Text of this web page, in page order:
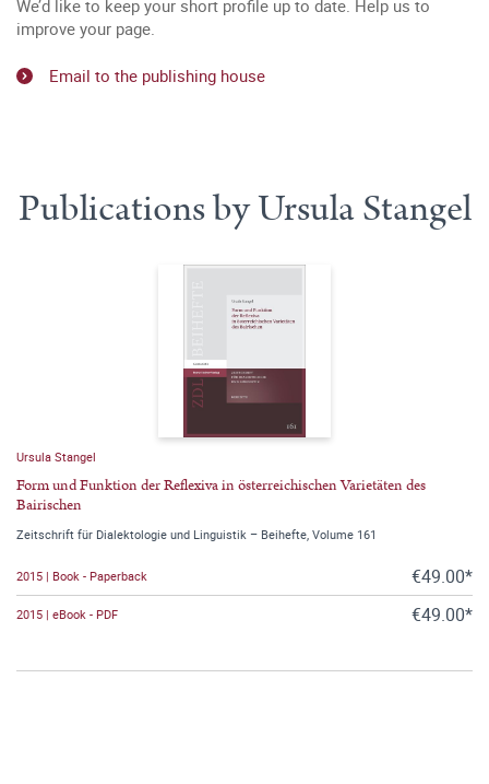
We’d like to keep your short profile up to date. Help us to
improve your page.
Email to the publishing house
Publications by Ursula Stangel
Ursula Stangel
Form und Funktion der Reflexiva in österreichischen Varietäten des
Bairischen
Zeitschrift für Dialektologie und Linguistik – Beihefte, Volume 161
2015 | Book - Paperback €49.00*
2015 | eBook - PDF €49.00*